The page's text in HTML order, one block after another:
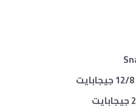
12/8جيجابايت